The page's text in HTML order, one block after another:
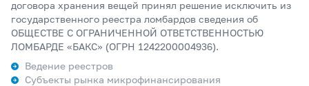
договора хранения вещей принял решение исключить из
государственного реестра ломбардов сведения об
ОБЩЕСТВЕ С ОГРАНИЧЕННОЙ ОТВЕТСТВЕННОСТЬЮ
ЛОМБАРДЕ «БАКС» (ОГРН 1242200004936).
Ведение реестров
Субъекты рынка микрофинансирования